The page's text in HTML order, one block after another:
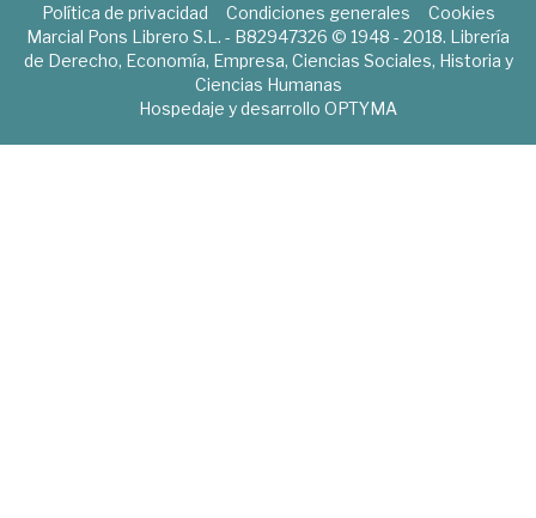
Política de privacidad Condiciones generales
Cookies
Marcial Pons Librero S.L. - B82947326 © 1948 - 2018. Librería
de Derecho, Economía, Empresa, Ciencias Sociales, Historia y
Ciencias Humanas
Hospedaje y desarrollo OPTYMA